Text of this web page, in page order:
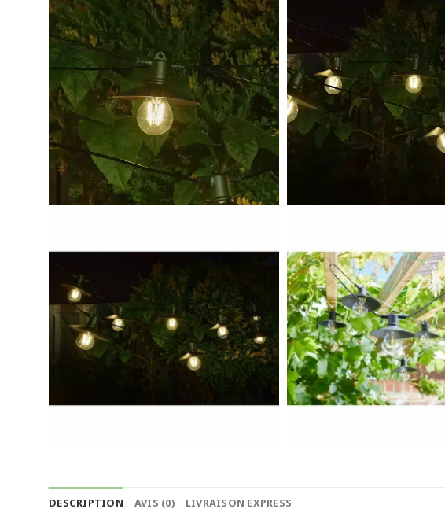
DESCRIPTION AVIS (0) LIVRAISON EXPRESS